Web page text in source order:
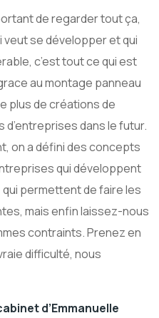
de regarder tout ça,
veut se développer et qui
c’est tout ce qui est
au montage panneau
plus de créations de
dans le futur.
on a défini des concepts
qui développent
permettent de faire les
mais enfin laissez-nous
contraints. Prenez en
difficulté, nous
d’Emmanuelle